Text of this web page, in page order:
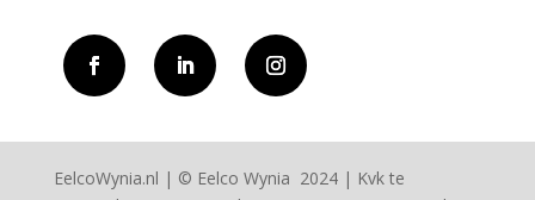
EelcoWynia.nl | © Eelco Wynia 2024 | Kvk te